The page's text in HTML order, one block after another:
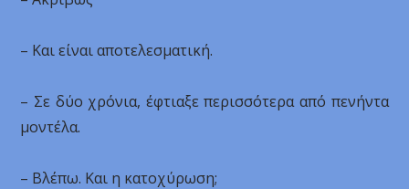
– Και είναι αποτελεσματική.
– Σε δύο χρόνια, έφτιαξε περισσότερα από πενήντα
μοντέλα.
– Βλέπω. Και η κατοχύρωση;